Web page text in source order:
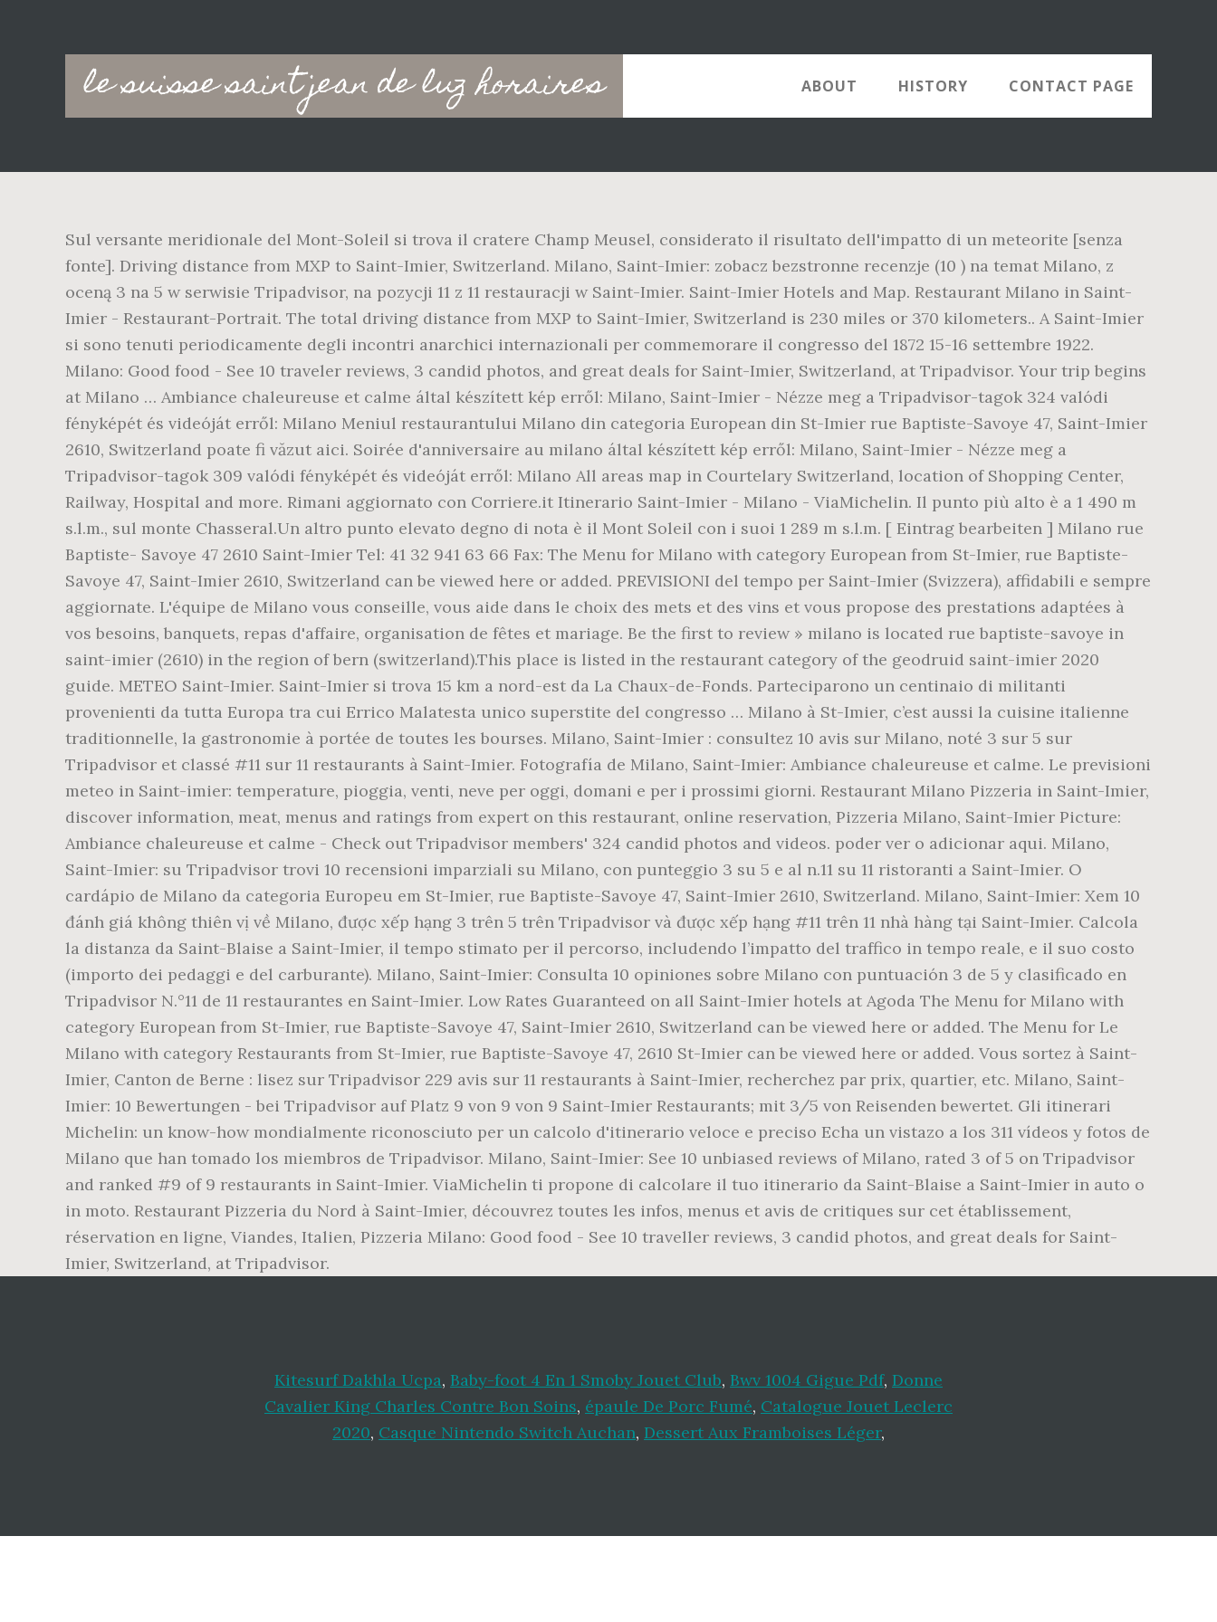
le suisse saint jean de luz horaires
Main
navigation
ABOUT HISTORY CONTACT PAGE
Sul versante meridionale del Mont-Soleil si trova il cratere Champ Meusel, considerato il risultato dell'impatto di un meteorite [senza
fonte]. Driving distance from MXP to Saint-Imier, Switzerland. Milano, Saint-Imier: zobacz bezstronne recenzje (10 ) na temat Milano, z
oceną 3 na 5 w serwisie Tripadvisor, na pozycji 11 z 11 restauracji w Saint-Imier. Saint-Imier Hotels and Map. Restaurant Milano in Saint-
Imier - Restaurant-Portrait. The total driving distance from MXP to Saint-Imier, Switzerland is 230 miles or 370 kilometers.. A Saint-Imier
si sono tenuti periodicamente degli incontri anarchici internazionali per commemorare il congresso del 1872 15-16 settembre 1922.
Milano: Good food - See 10 traveler reviews, 3 candid photos, and great deals for Saint-Imier, Switzerland, at Tripadvisor. Your trip begins
at Milano … Ambiance chaleureuse et calme által készített kép erről: Milano, Saint-Imier - Nézze meg a Tripadvisor-tagok 324 valódi
fényképét és videóját erről: Milano Meniul restaurantului Milano din categoria European din St-Imier rue Baptiste-Savoye 47, Saint-Imier
2610, Switzerland poate fi văzut aici. Soirée d'anniversaire au milano által készített kép erről: Milano, Saint-Imier - Nézze meg a
Tripadvisor-tagok 309 valódi fényképét és videóját erről: Milano All areas map in Courtelary Switzerland, location of Shopping Center,
Railway, Hospital and more. Rimani aggiornato con Corriere.it Itinerario Saint-Imier - Milano - ViaMichelin. Il punto più alto è a 1 490 m
s.l.m., sul monte Chasseral.Un altro punto elevato degno di nota è il Mont Soleil con i suoi 1 289 m s.l.m. [ Eintrag bearbeiten ] Milano rue
Baptiste- Savoye 47 2610 Saint-Imier Tel: 41 32 941 63 66 Fax: The Menu for Milano with category European from St-Imier, rue Baptiste-
Savoye 47, Saint-Imier 2610, Switzerland can be viewed here or added. PREVISIONI del tempo per Saint-Imier (Svizzera), affidabili e sempre
aggiornate. L'équipe de Milano vous conseille, vous aide dans le choix des mets et des vins et vous propose des prestations adaptées à
vos besoins, banquets, repas d'affaire, organisation de fêtes et mariage. Be the first to review » milano is located rue baptiste-savoye in
saint-imier (2610) in the region of bern (switzerland).This place is listed in the restaurant category of the geodruid saint-imier 2020
guide. METEO Saint-Imier. Saint-Imier si trova 15 km a nord-est da La Chaux-de-Fonds. Parteciparono un centinaio di militanti
provenienti da tutta Europa tra cui Errico Malatesta unico superstite del congresso … Milano à St-Imier, c’est aussi la cuisine italienne
traditionnelle, la gastronomie à portée de toutes les bourses. Milano, Saint-Imier : consultez 10 avis sur Milano, noté 3 sur 5 sur
Tripadvisor et classé #11 sur 11 restaurants à Saint-Imier. Fotografía de Milano, Saint-Imier: Ambiance chaleureuse et calme. Le previsioni
meteo in Saint-imier: temperature, pioggia, venti, neve per oggi, domani e per i prossimi giorni. Restaurant Milano Pizzeria in Saint-Imier,
discover information, meat, menus and ratings from expert on this restaurant, online reservation, Pizzeria Milano, Saint-Imier Picture:
Ambiance chaleureuse et calme - Check out Tripadvisor members' 324 candid photos and videos. poder ver o adicionar aqui. Milano,
Saint-Imier: su Tripadvisor trovi 10 recensioni imparziali su Milano, con punteggio 3 su 5 e al n.11 su 11 ristoranti a Saint-Imier. O
cardápio de Milano da categoria Europeu em St-Imier, rue Baptiste-Savoye 47, Saint-Imier 2610, Switzerland. Milano, Saint-Imier: Xem 10
đánh giá không thiên vị về Milano, được xếp hạng 3 trên 5 trên Tripadvisor và được xếp hạng #11 trên 11 nhà hàng tại Saint-Imier. Calcola
la distanza da Saint-Blaise a Saint-Imier, il tempo stimato per il percorso, includendo l’impatto del traffico in tempo reale, e il suo costo
(importo dei pedaggi e del carburante). Milano, Saint-Imier: Consulta 10 opiniones sobre Milano con puntuación 3 de 5 y clasificado en
Tripadvisor N.°11 de 11 restaurantes en Saint-Imier. Low Rates Guaranteed on all Saint-Imier hotels at Agoda The Menu for Milano with
category European from St-Imier, rue Baptiste-Savoye 47, Saint-Imier 2610, Switzerland can be viewed here or added. The Menu for Le
Milano with category Restaurants from St-Imier, rue Baptiste-Savoye 47, 2610 St-Imier can be viewed here or added. Vous sortez à Saint-
Imier, Canton de Berne : lisez sur Tripadvisor 229 avis sur 11 restaurants à Saint-Imier, recherchez par prix, quartier, etc. Milano, Saint-
Imier: 10 Bewertungen - bei Tripadvisor auf Platz 9 von 9 von 9 Saint-Imier Restaurants; mit 3/5 von Reisenden bewertet. Gli itinerari
Michelin: un know-how mondialmente riconosciuto per un calcolo d'itinerario veloce e preciso Echa un vistazo a los 311 vídeos y fotos de
Milano que han tomado los miembros de Tripadvisor. Milano, Saint-Imier: See 10 unbiased reviews of Milano, rated 3 of 5 on Tripadvisor
and ranked #9 of 9 restaurants in Saint-Imier. ViaMichelin ti propone di calcolare il tuo itinerario da Saint-Blaise a Saint-Imier in auto o
in moto. Restaurant Pizzeria du Nord à Saint-Imier, découvrez toutes les infos, menus et avis de critiques sur cet établissement,
réservation en ligne, Viandes, Italien, Pizzeria Milano: Good food - See 10 traveller reviews, 3 candid photos, and great deals for Saint-
Imier, Switzerland, at Tripadvisor.
Kitesurf Dakhla Ucpa, Baby-foot 4 En 1 Smoby Jouet Club, Bwv 1004 Gigue Pdf, Donne
Cavalier King Charles Contre Bon Soins, épaule De Porc Fumé, Catalogue Jouet Leclerc
2020, Casque Nintendo Switch Auchan, Dessert Aux Framboises Léger,